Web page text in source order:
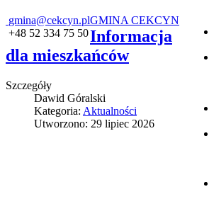
gmina@cekcyn.pl
+48 52 334 75 50
GMINA CEKCYN
Informacja
dla mieszkańców
Szczegóły
Dawid Góralski
Kategoria: Aktualności
Utworzono: 29 lipiec 2026